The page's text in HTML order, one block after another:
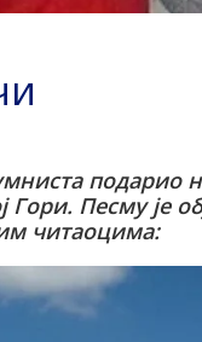
подарио
Песму је
читаоцима: